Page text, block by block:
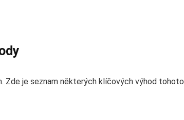
Zde je seznam některých klíčových výhod tohoto